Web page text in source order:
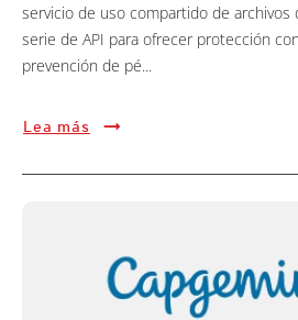
servicio de uso compartido de archivos
serie de API para ofrecer protección
prevención de pé...
Lea más